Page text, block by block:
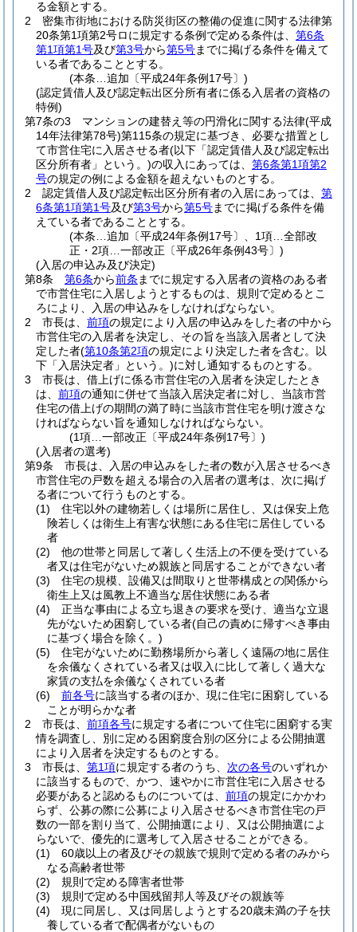
る金額とする。
2
密集市街地における防災街区の整備の促進に関する法律第
20条第1項第2号ロに規定する条例で定める条件は、 第6条
第1項第1号及び第3号から第5号までに掲げる条件を備えて
いる者であることとする。
(本条…追加〔平成24年条例17号〕)
(認定賃借人及び認定転出区分所有者に係る入居者の資格の
特例)
第7条の3
マンションの建替え等の円滑化に関する法律(平成
14年法律第78号)第115条の規定に基づき、必要な措置とし
て市営住宅に入居させる者(以下「認定賃借人及び認定転出
区分所有者」という。)の収入にあっては、 第6条第1項第2
号の規定の例による金額を超えないものとする。
2
認定賃借人及び認定転出区分所有者の入居にあっては、 第
6条第1項第1号及び第3号から第5号までに掲げる条件を備
えている者であることとする。
(本条…追加〔平成24年条例17号〕、1項…全部改
正・2項…一部改正〔平成26年条例43号〕)
(入居の申込み及び決定)
第8条
第6条から前条 までに規定する入居者の資格のある者
で市営住宅に入居しようとするものは、規則で定めるとこ
ろにより、入居の申込みをしなければならない。
2
市長は、 前項の規定により入居の申込みをした者の中から
市営住宅の入居者を決定し、その旨を当該入居者として決
定した者(第10条第2項の規定により決定した者を含む。以
下「入居決定者」という。)に対し通知するものとする。
3
市長は、借上げに係る市営住宅の入居者を決定したとき
は、 前項の通知に併せて当該入居決定者に対し、当該市営
住宅の借上げの期間の満了時に当該市営住宅を明け渡さな
ければならない旨を通知しなければならない。
(1項…一部改正〔平成24年条例17号〕)
(入居者の選考)
第9条
市長は、入居の申込みをした者の数が入居させるべき
市営住宅の戸数を超える場合の入居者の選考は、次に掲げ
る者について行うものとする。
(1)
住宅以外の建物若しくは場所に居住し、又は保安上危
険若しくは衛生上有害な状態にある住宅に居住している
者
(2)
他の世帯と同居して著しく生活上の不便を受けている
者又は住宅がないため親族と同居することができない者
(3)
住宅の規模、設備又は間取りと世帯構成との関係から
衛生上又は風教上不適当な居住状態にある者
(4)
正当な事由による立ち退きの要求を受け、適当な立退
先がないため困窮している者(自己の責めに帰すべき事由
に基づく場合を除く。)
(5)
住宅がないために勤務場所から著しく遠隔の地に居住
を余儀なくされている者又は収入に比して著しく過大な
家賃の支払を余儀なくされている者
(6)
前各号に該当する者のほか、現に住宅に困窮している
ことが明らかな者
2
市長は、 前項各号に規定する者について住宅に困窮する実
情を調査し、別に定める困窮度合別の区分による公開抽選
により入居者を決定するものとする。
3
市長は、 第1項に規定する者のうち、 次の各号のいずれか
に該当するもので、かつ、速やかに市営住宅に入居させる
必要があると認めるものについては、 前項の規定にかかわ
らず、公募の際に公募により入居させるべき市営住宅の戸
数の一部を割り当て、公開抽選により、又は公開抽選によ
らないで、優先的に選考して入居させることができる。
(1)
60歳以上の者及びその親族で規則で定める者のみから
なる高齢者世帯
(2)
規則で定める障害者世帯
(3)
規則で定める中国残留邦人等及びその親族等
(4)
現に同居し、又は同居しようとする20歳未満の子を扶
養している者で配偶者がないもの